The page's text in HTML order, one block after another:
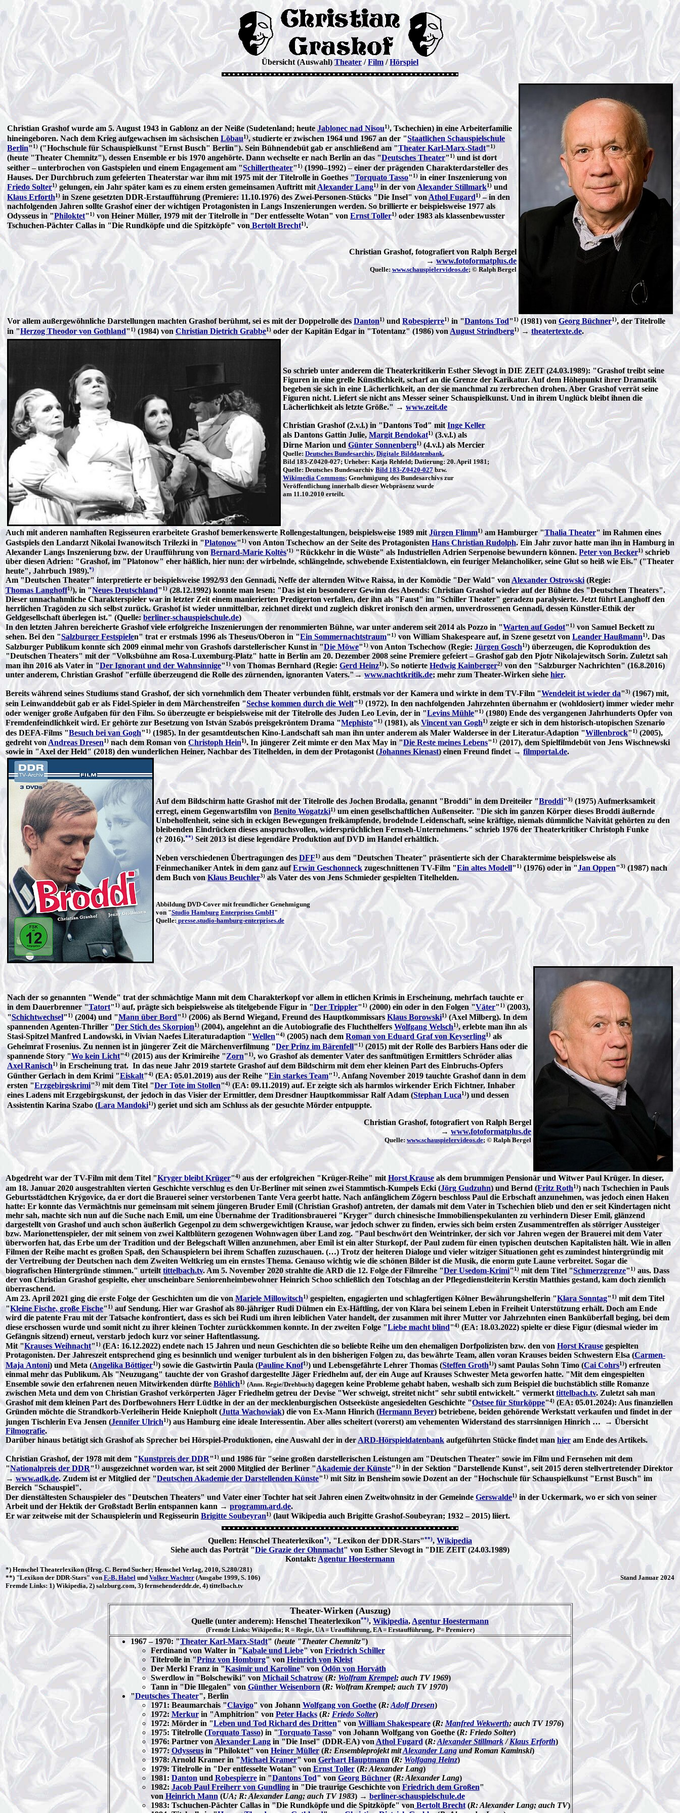
Übersicht (Auswahl) Theater/Film /Hörspiel
Christian Grashof wurde am 5. August 1943 in Gablonz an der Neiße (Sudetenland; heute Jablonec nad Nisou1), Tschechien) in eine Arbeiterfamilie
hineingeboren. Nach dem Krieg aufgewachsen im sächsischen Löbau1), studierte er zwischen 1964 und 1967 an der "Staatlichen Schauspielschule
Berlin" 1) ("Hochschule für Schauspielkunst "Ernst Busch" Berlin"). Sein Bühnendebüt gab er anschließend am "Theater Karl-Marx-Stadt" 1)
(heute "Theater Chemnitz"), dessen Ensemble er bis 1970 angehörte. Dann wechselte er nach Berlin an das "Deutsches Theater" 1) und ist dort
seither – unterbrochen von Gastspielen und einem Engagement am "Schillertheater" 1)(1990–1992) – einer der prägenden Charakterdarsteller des
Hauses. Der Durchbruch zum gefeierten Theaterstar war ihm mit 1975 mit der Titelrolle in Goethes "Torquato Tasso" 1) in einer Inszenierung von
Friedo Solter1) gelungen, ein Jahr später kam es zu einem ersten gemeinsamen Auftritt mit Alexander Lang1) in der von Alexander Stillmark1) und
Klaus Erforth1) in Szene gesetzten DDR-Erstaufführung (Premiere: 11.10.1976) des Zwei-Personen-Stücks "Die Insel" von Athol Fugard1)– in den
nachfolgenden Jahren sollte Grashof einer der wichtigen Protagonisten in Langs Inszenierungen werden. So brillierte er beispielsweise 1977 als
Odysseus in "Philoktet" 1) von Heiner Müller, 1979 mit der Titelrolle in "Der entfesselte Wotan" von Ernst Toller1) oder 1983 als klassenbewusster
Tschuchen-Pächter Callas in "Die Rundköpfe und die Spitzköpfe" vonBertolt Brecht1).
Christian Grashof, fotografiert von Ralph Bergel
→ www.fotoformatplus.de
Quelle:www.schauspielervideos.de; © Ralph Bergel
Vor allem außergewöhnliche Darstellungen machten Grashof berühmt, sei es mit der Doppelrolle des Danton1) undRobespierre1) in "Dantons Tod" 1) (1981) vonGeorg Büchner1), der Titelrolle
in "Herzog Theodor von Gothland" 1) (1984) von Christian Dietrich Grabbe1)oder der Kapitän Edgar in "Totentanz" (1986) von August Strindberg1) →theatertexte.de.
So schrieb unter anderem die Theaterkritikerin Esther Slevogt in DIE ZEIT (24.03.1989): "Grashof treibt seine
Figuren in eine grelle Künstlichkeit, scharf an die Grenze der Karikatur. Auf dem Höhepunkt ihrer Dramatik
begeben sie sich in eine Lächerlichkeit, an der sie manchmal zu zerbrechen drohen. Aber Grashof verrät seine
Figuren nicht. Liefert sie nicht ans Messer seiner Schauspielkunst. Und in ihrem Unglück bleibt ihnen die
Lächerlichkeit als letzte Größe." → www.zeit.de
Christian Grashof (2.v.l.) in "Dantons Tod" mit Inge Keller
als Dantons Gattin Julie, Margit Bendokat1) (3.v.l.) als
Dirne Marion und Günter Sonnenberg1) (4.v.l.) als Mercier
Quelle:Deutsches Bundesarchiv, Digitale Bilddatenbank,
Bild 183-Z0420-027; Urheber: Katja Rehfeld; Datierung: 20. April 1981;
Quelle: Deutsches Bundesarchiv Bild 183-Z0420-027 bzw.
Wikimedia Commons; Genehmigung des Bundesarchivs zur
Veröffentlichung innerhalb dieser Webpräsenz wurde
am 11.10.2010 erteilt.
Auch mit anderen namhaften Regisseuren erarbeitete Grashof bemerkenswerte Rollengestaltungen, beispielsweise 1989 mitJürgen Flimm1) am Hamburger "Thalia Theater" im Rahmen eines
Gastspiels den Landarzt Nikolai Iwanowitsch Trilezki in "Platonow" 1) von Anton Tschechow an der Seite des Protagonisten Hans Christian Rudolph. Ein Jahr zuvor hatte man ihn in Hamburg in
Alexander Langs Inszenierung bzw. der Uraufführung von Bernard-Marie Koltès'1) "Rückkehr in die Wüste" als Industriellen Adrien Serpenoise bewundern können. Peter von Becker1) schrieb
über diesen Adrien: "Grashof, im "Platonow" eher häßlich, hier nun: der wirbelnde, schlängelnde, schwebende Existentialclown, ein feuriger Melancholiker, seine Glut so heiß wie Eis." ("Theater
heute", Jahrbuch 1989).*)
Am "Deutschen Theater" interpretierte er beispielsweise 1992/93 den Gennadi, Neffe der alternden Witwe Raissa, in der Komödie "Der Wald" von Alexander Ostrowski (Regie:
Thomas Langhoff1)), in "Neues Deutschland"1) (28.12.1992) konnte man lesen: "Das ist ein besonderer Gewinn des Abends: Christian Grashof wieder auf der Bühne des "Deutschen Theaters".
Dieser unnachahmliche Charakterspieler war in letzter Zeit einem manierierten Predigerton verfallen, der ihn als "Faust" im "Schiller Theater" geradezu paralysierte. Jetzt führt Langhoff den
herrlichen Tragöden zu sich selbst zurück. Grashof ist wieder unmittelbar, zeichnet direkt und zugleich diskret ironisch den armen, unverdrossenen Gennadi, dessen Künstler-Ethik der
Geldgesellschaft überlegen ist." (Quelle: berliner-schauspielschule.de)
In den letzten Jahren bereicherte Grashof viele erfolgreiche Inszenierungen der renommierten Bühne, war unter anderem seit 2014 als Pozzo in "Warten auf Godot" 1) von Samuel Beckett zu
sehen. Bei den "Salzburger Festspielen" trat er erstmals 1996 als Theseus/Oberon in "Ein Sommernachtstraum" 1) von William Shakespeare auf, in Szene gesetzt von Leander Haußmann1). Das
Salzburger Publikum konnte sich 2009 einmal mehr von Grashofs darstellerischer Kunst in "Die Möwe" 1) von Anton Tschechow (Regie: Jürgen Gosch1)) überzeugen, die Koproduktion des
"Deutschen Theaters" mit der "Volksbühne am Rosa-Luxemburg-Platz" hatte in Berlin am 20. Dezember 2008 seine Premiere gefeiert – Grashof gab den Pjotr Nikolajewitsch Sorin. Zuletzt sah
man ihn 2016 als Vater in "Der Ignorant und der Wahnsinnige" 1) von Thomas Bernhard (Regie: Gerd Heinz1)). So notierte Hedwig Kainberger2) von den "Salzburger Nachrichten" (16.8.2016)
unter anderem, Christian Grashof "erfülle überzeugend die Rolle des zürnenden, ignoranten Vaters."→ www.nachtkritik.de; mehr zum Theater-Wirken siehe hier.
Bereits während seines Studiums stand Grashof, der sich vornehmlich dem Theater verbunden fühlt, erstmals vor der Kamera und wirkte in dem TV-Film "Wendeleit ist wieder da"3) (1967) mit,
sein Leinwanddebüt gab er als Fidel-Spieler in dem Märchenstreifen "Sechse kommen durch die Welt" 1) (1972). In den nachfolgenden Jahrzehnten übernahm er (wohldosiert) immer wieder mehr
oder weniger große Aufgaben für den Film. So überzeugte er beispielsweise mit der Titelrolle des Juden Leo Levin, der in "Levins Mühle"1)(1980) Ende des vergangenen Jahrhunderts Opfer von
Fremdenfeindlichkeit wird. Er gehörte zur Besetzung von István Szabós preisgekröntem Drama "Mephisto" 1) (1981), alsVincent van Gogh1) zeigte er sich in dem historisch-utopischen Szenario
des DEFA-Films "Besuch bei van Gogh" 1) (1985). In der gesamtdeutschen Kino-Landschaft sah man ihn unter anderem als Maler Waldersee in der Literatur-Adaption "Willenbrock" 1) (2005),
gedreht von Andreas Dresen1) nach dem Roman von Christoph Hein1). In jüngerer Zeit mimte er den Max May in "Die Reste meines Lebens" 1)(2017), dem Spielfilmdebüt von Jens Wischnewski
sowie in "Axel der Held" (2018) den wunderlichen Heiner, Nachbar des Titelhelden, in dem der Protagonist (Johannes Kienast) einen Freund findet → filmportal.de.
Auf dem Bildschirm hatte Grashof mit der Titelrolle des Jochen Brodalla, genannt "Broddi" in dem Dreiteiler "Broddi"3) (1975) Aufmerksamkeit
erregt, einem Gegenwartsfilm vonBenito Wogatzki1) um einen gesellschaftlichen Außenseiter. "Die sich im ganzen Körper dieses Broddi äußernde
Unbeholfenheit, seine sich in eckigen Bewegungen freikämpfende, brodelnde Leidenschaft, seine kräftige, niemals dümmliche Naivität gehörten zu den
bleibenden Eindrücken dieses anspruchsvollen, widersprüchlichen Fernseh-Unternehmens." schrieb 1976 der Theaterkritiker Christoph Funke
(† 2016).**)Seit 2013 ist diese legendäre Produktion auf DVD im Handel erhältlich.
Neben verschiedenen Übertragungen des DFF1) aus dem "Deutschen Theater" präsentierte sich der Charaktermime beispielsweise als
Feinmechaniker Antek in dem ganz aufErwin Geschonneckzugeschnittenen TV-Film "Ein altes Modell"1) (1976) oder in "Jan Oppen"3) (1987) nach
dem Buch von Klaus Beuchler3) als Vater des von Jens Schmieder gespielten Titelhelden.
Abbildung DVD-Cover mit freundlicher Genehmigung
von "Studio Hamburg Enterprises GmbH"
Quelle: presse.studio-hamburg-enterprises.de
Nach der so genannten "Wende" trat der schmächtige Mann mit dem Charakterkopf vor allem in etlichen Krimis in Erscheinung, mehrfach tauchte er
in dem Dauerbrenner "Tatort"1) auf, prägte sich beispielsweise als titelgebende Figur in "Der Trippler" 1) (2000) ein oder in den Folgen "Väter" 1) (2003),
"Schichtwechsel"1) (2004) und "Mann über Bord" 1) (2006) als Bernd Wiegand, Freund des Hauptkommissars Klaus Borowski1)(Axel Milberg). In dem
spannenden Agenten-Thriller "Der Stich des Skorpion1) (2004), angelehnt an die Autobiografie des Fluchthelfers Wolfgang Welsch1), erlebte man ihn als
Stasi-Spitzel Manfred Landowski, in Vivian Naefes Literaturadaption "Wellen"4) (2005) nach dem Roman von Eduard Graf von Keyserling1) als
Geheimrat Frosenius. Zu nennen ist in jüngerer Zeit die Märchenverfilmung "Der Prinz im Bärenfell" 1) (2015) mit der Rolle des Barbiers Hans oder die
spannende Story "Wo kein Licht"4) (2015) aus der Krimireihe "Zorn" 1), wo Grashof als dementer Vater des sanftmütigen Ermittlers Schröder alias
Axel Ranisch1) in Erscheinung trat. In das neue Jahr 2019 startete Grashof auf dem Bildschirm mit dem eher kleinen Part des Einbruchs-Opfers
Günther Gerlach in dem Krimi "Eiskalt"4) (EA: 05.01.2019) aus der Reihe "Ein starkes Team"1). Anfang November 2019 tauchte Grashof dann in dem
ersten "Erzgebirgskrimi"3) mit dem Titel "Der Tote im Stollen"4) (EA: 09.11.2019) auf. Er zeigte sich als harmlos wirkender Erich Fichtner, Inhaber
eines Ladens mit Erzgebirgskunst, der jedoch in das Visier der Ermittler, dem Dresdner Hauptkommissar Ralf Adam (Stephan Luca1)) und dessen
Assistentin Karina Szabo (Lara Mandoki1)) geriet und sich am Schluss als der gesuchte Mörder entpuppte.
Christian Grashof, fotografiert von Ralph Bergel
→ www.fotoformatplus.de
Quelle: www.schauspielervideos.de; © Ralph Bergel
Abgedreht war der TV-Film mit dem Titel "Kryger bleibt Krüger"4) aus der erfolgreichen "Krüger-Reihe" mit Horst Krause als dem brummigen Pensionär und Witwer Paul Krüger. In dieser,
am 18. Januar 2020 ausgestrahlten vierten Geschichte verschlug es den Ur-Berliner mit seinen zwei Stammtisch-Kumpels Ecki (Jörg Gudzuhn) und Bernd (Fritz Roth1)) nach Tschechien in Pauls
Geburtsstädtchen Krýgovice, da er dort die Brauerei seiner verstorbenen Tante Vera geerbt hatte. Nach anfänglichem Zögern beschloss Paul die Erbschaft anzunehmen, was jedoch einen Haken
hatte: Er konnte das Vermächtnis nur gemeinsam mit seinem jüngeren Bruder Emil (Christian Grashof) antreten, der damals mit dem Vater in Tschechien blieb und den er seit Kindertagen nicht
mehr sah, machte sich nun auf die Suche nach Emil, um eine Übernahme der Traditionsbrauerei "Kryger" durch chinesische Immobilienspekulanten zu verhindern Dieser Emil, glänzend
dargestellt von Grashof und auch schon äußerlich Gegenpol zu dem schwergewichtigen Krause, war jedoch schwer zu finden, erwies sich beim ersten Zusammentreffen als störriger Aussteiger
bzw. Marionettenspieler, der mit seinem von zwei Kaltblütern gezogenen Wohnwagen über Land zog. "Paul beschwört den Weintrinker, der sich vor Jahren wegen der Brauerei mit dem Vater
überworfen hat, das Erbe um der Tradition und der Belegschaft Willen anzunehmen, aber Emil ist ein alter Sturkopf, der Paul zudem für einen typischen deutschen Kapitalisten hält. Wie in allen
Filmen der Reihe macht es großen Spaß, den Schauspielern bei ihrem Schaffen zuzuschauen. (…) Trotz der heiteren Dialoge und vieler witziger Situationen geht es zumindest hintergründig mit
der Vertreibung der Deutschen nach dem Zweiten Weltkrieg um ein ernstes Thema. Genauso wichtig wie die schönen Bilder ist die Musik, die enorm gute Laune verbreitet. Sogar die
biografischen Hintergründe stimmen." urteilt tittelbach.tv. Am 5. November 2020 strahlte die ARD die 12. Folge der Filmreihe "Der Usedom-Krimi"1)mit dem Titel "Schmerzgrenze" 1) aus. Dass
der von Christian Grashof gespielte, eher unscheinbare Seniorenheimbewohner Heinrich Schoo schließlich den Totschlag an der Pflegedienstleiterin Kerstin Matthies gestand, kam doch ziemlich
überraschend.
Am 23. April 2021 ging die erste Folge der Geschichten um die vonMariele Millowitsch1) gespielten, engagierten und schlagfertigen Kölner Bewährungshelferin "Klara Sonntag" 1) mit dem Titel
"Kleine Fische, große Fische" 1) auf Sendung. Hier war Grashof als 80-jähriger Rudi Dülmen ein Ex-Häftling, der von Klara bei seinem Leben in Freiheit Unterstützung erhält. Doch am Ende
wird die patente Frau mit der Tatsache konfrontiert, dass es sich bei Rudi um ihren leiblichen Vater handelt, der zusammen mit ihrer Mutter vor Jahrzehnten einen Banküberfall beging, bei dem
diese erschossen wurde und somit nicht zu ihrer kleinen Tochter zurückkommen konnte. In der zweiten Folge "Liebe macht blind"4) (EA: 18.03.2022) spielte er diese Figur (diesmal wieder im
Gefängnis sitzend) erneut, verstarb jedoch kurz vor seiner Haftentlassung.
Mit "Krauses Weihnacht" 1) (EA: 16.12.2022) endete nach 15 Jahren und neun Geschichten die so beliebte Reihe um den ehemaligen Dorfpolizisten bzw. den von Horst Krause gespielten
Protagonisten. Der Jahreszeit entsprechend ging es besinnlich und weniger turbulent als in den bisherigen Folgen zu, das bewährte Team, allen voran Krauses beiden Schwestern Elsa (Carmen-
Maja Antoni) und Meta (Angelika Böttiger1)) sowie die Gastwirtin Paula (Pauline Knof1)) und Lebensgefährte Lehrer Thomas (Steffen Groth1)) samt Paulas Sohn Timo (Cai Cohrs1)) erfreuten
einmal mehr das Publikum. Als "Neuzugang" tauchte der von Grashof dargestellte Jäger Friedhelm auf, der ein Auge auf Krauses Schwester Meta geworfen hatte. "Mit dem eingespielten
Ensemble sowie den erfahrenen neuen Mitwirkenden dürfte Böhlich1) (Anm. Regie/Drehbuch) dagegen keine Probleme gehabt haben, weshalb sich zum Beispiel die buchstäblich stille Romanze
zwischen Meta und dem von Christian Grashof verkörperten Jäger Friedhelm getreu der Devise "Wer schweigt, streitet nicht" sehr subtil entwickelt." vermerkt tittelbach.tv. Zuletzt sah man
Grashof mit dem kleinen Part des Dorfbewohners Herr Lüdtke in der an der mecklenburgischen Ostseeküste angesiedelten Geschichte "Ostsee für Sturköppe"4) (EA: 05.01.2024): Aus finanziellen
Gründen möchte die Strandkorb-Verleiherin Heide Kniepholt (Jutta Wachowiak) die von Ex-Mann Hinrich (Hermann Beyer) betriebene, beiden gehörende Werkstatt verkaufen und findet in der
jungen Tischlerin Eva Jensen (Jennifer Ulrich1)) aus Hamburg eine ideale Interessentin. Aber alles scheitert (vorerst) am vehementen Widerstand des starrsinnigen Hinrich … → Übersicht
Filmografie.
Darüber hinaus betätigt sich Grashof als Sprecher bei Hörspiel-Produktionen, eine Auswahl der in der ARD-Hörspieldatenbankaufgeführten Stücke findet man hieram Ende des Artikels.
Christian Grashof, der 1978 mit dem "Kunstpreis der DDR"1)und 1986 für "seine großen darstellerischen Leistungen am "Deutschen Theater" sowie im Film und Fernsehen mit dem
"Nationalpreis der DDR" 1) ausgezeichnet worden war, ist seit 2000 Mitglied der Berliner "Akademie der Künste"1) in der Sektion "Darstellende Kunst", seit 2015 deren stellvertretender Direktor
→ www.adk.de. Zudem ist er Mitglied der "Deutschen Akademie der Darstellenden Künste" 1) mit Sitz in Bensheim sowie Dozent an der "Hochschule für Schauspielkunst "Ernst Busch" im
Bereich "Schauspiel".
Der dienstältesten Schauspieler des "Deutschen Theaters" und Vater einer Tochter hat seit Jahren einen Zweitwohnsitz in der Gemeinde Gerswalde1) in der Uckermark, wo er sich von seiner
Arbeit und der Hektik der Großstadt Berlin entspannen kann → programm.ard.de.
Er war zeitweise mit der Schauspielerin und Regisseurin Brigitte Soubeyran1) (laut Wikipedia auch Brigitte Grashof-Soubeyran; 1932 – 2015) liiert.
Quellen: Henschel Theaterlexikon*), "Lexikon der DDR-Stars"**), Wikipedia
Siehe auch das Porträt "Die Grazie der Ohnmacht" vonEsther Slevogt in "DIE ZEIT (24.03.1989)
Kontakt: Agentur Hoestermann
*) Henschel Theaterlexikon (Hrsg. C. Bernd Sucher; Henschel Verlag, 2010, S.280/281)
**) "Lexikon der DDR-Stars" vonF.-B. Habel und Volker Wachter (Ausgabe 1999, S. 106)
Fremde Links: 1) Wikipedia, 2) salzburg.com, 3) fernsehenderddr.de, 4) tittelbach.tv
Stand Januar 2024
Theater-Wirken (Auszug)
Quelle (unter anderem): Henschel Theaterlexikon**), Wikipedia, Agentur Hoestermann
(Fremde Links: Wikipedia; R = Regie, UA = Uraufführung, EA = Erstaufführung, P= Premiere)
1967 – 1970: "Theater Karl-Marx-Stadt" (heute "Theater Chemnitz")
Ferdinand von Walter in "Kabale und Liebe" von Friedrich Schiller
Titelrolle in "Prinz von Homburg" von Heinrich von Kleist
Der Merkl Franz in "Kasimir und Karoline" von Ödön von Horváth
Swerdlow in "Bolschewiki" von Michail Schatrow(R: Wolfram Krempel; auch TV 1969)
Tann in "Die Illegalen" vonGünther Weisenborn (R: Wolfram Krempel; auch TV 1970)
"Deutsches Theater", Berlin
1971: Beaumarchais "Clavigo" von Johann Wolfgang von Goethe(R:Adolf Dresen)
1972: Merkurin "Amphitrion" von Peter Hacks(R:Friedo Solter)
1972: Mörder in "Leben und Tod Richard des Dritten" von William Shakespeare(R:Manfred Wekwerth; auch TV 1976)
1975: Titelrolle (Torquato Tasso) in "Torquato Tasso" von Johann Wolfgang von Goethe (R: Friedo Solter)
1976: Partner von Alexander Langin "Die Insel" (DDR-EA) vonAthol Fugard (R:Alexander Stillmark/Klaus Erforth)
1977: Odysseusin "Philoktet" von Heiner Müller(R: Ensembleprojekt mitAlexander Langund Roman Kaminski)
1978: Arnold Kramer in "Michael Kramer" von Gerhart Hauptmann (R: Wolfgang Heinz)
1979: Titelrolle in "Der entfesselte Wotan" von Ernst Toller(R: Alexander Lang)
1981:Danton und Robespierrein "Dantons Tod" von Georg Büchner(R: Alexander Lang)
1982: Jacob Paul Freiherr von Gundlingin "Die traurige Geschichte von Friedrich dem Großen"
von Heinrich Mann(UA; R: Alexander Lang; auch TV 1983) → berliner-schauspielschule.de
1983: Tschuchen-Pächter Callas in "Die Rundköpfe und die Spitzköpfe" von Bertolt Brecht(R: Alexander Lang; auch TV)